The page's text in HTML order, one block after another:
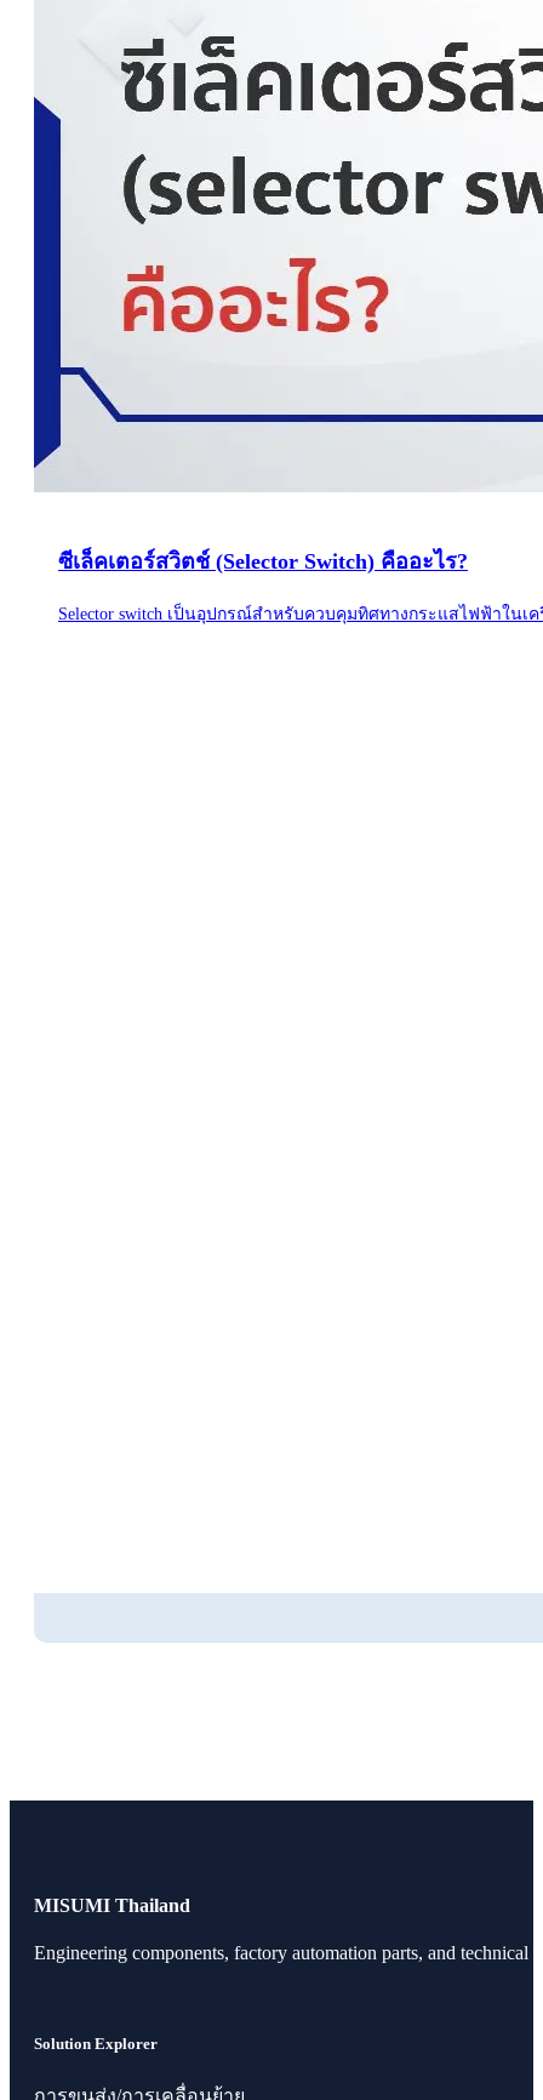
ซีเล็คเตอร์สวิตช์ (Selector Switch) คืออะไร?
Selector switch เป็นอุปกรณ์สำหรับควบคุมทิศทางกระแสไฟฟ้าในเ
MISUMI Thailand
Engineering components, factory automation parts, and technical
Solution Explorer